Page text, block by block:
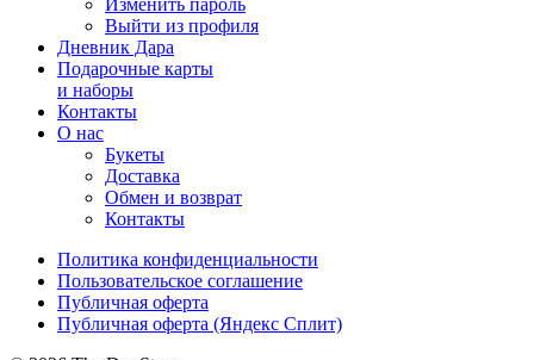
Изменить пароль
Выйти из профиля
Дневник Дара
Подарочные карты
и наборы
Контакты
О нас
Букеты
Доставка
Обмен и возврат
Контакты
Политика конфиденциальности
Пользовательское соглашение
Публичная оферта
Публичная оферта (Яндекс Сплит)